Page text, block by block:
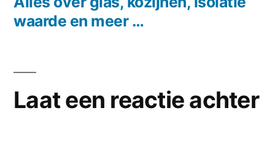
waarde en meer …
Laat een reactie achter